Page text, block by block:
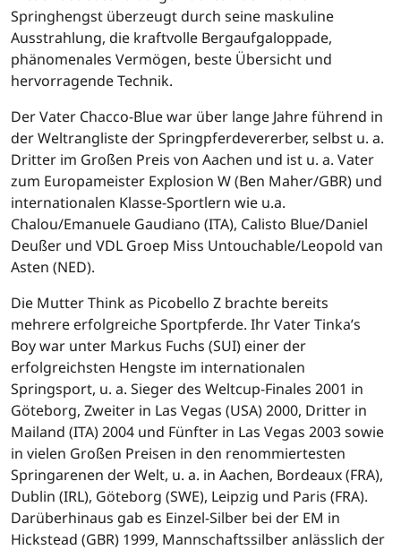
Springhengst überzeugt durch seine maskuline
Ausstrahlung, die kraftvolle Bergaufgaloppade,
phänomenales Vermögen, beste Übersicht und
hervorragende Technik.
Der Vater Chacco-Blue war über lange Jahre führend in
der Weltrangliste der Springpferdevererber, selbst u. a.
Dritter im Großen Preis von Aachen und ist u. a. Vater
zum Europameister Explosion W (Ben Maher/GBR) und
internationalen Klasse-Sportlern wie u.a.
Chalou/Emanuele Gaudiano (ITA), Calisto Blue/Daniel
Deußer und VDL Groep Miss Untouchable/Leopold van
Asten (NED).
Die Mutter Think as Picobello Z brachte bereits
mehrere erfolgreiche Sportpferde. Ihr Vater Tinka’s
Boy war unter Markus Fuchs (SUI) einer der
erfolgreichsten Hengste im internationalen
Springsport, u. a. Sieger des Weltcup-Finales 2001 in
Göteborg, Zweiter in Las Vegas (USA) 2000, Dritter in
Mailand (ITA) 2004 und Fünfter in Las Vegas 2003 sowie
in vielen Großen Preisen in den renommiertesten
Springarenen der Welt, u. a. in Aachen, Bordeaux (FRA),
Dublin (IRL), Göteborg (SWE), Leipzig und Paris (FRA).
Darüberhinaus gab es Einzel-Silber bei der EM in
Hickstead (GBR) 1999, Mannschaftssilber anlässlich der